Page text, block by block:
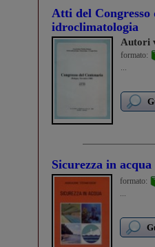
Atti del Congresso
idroclimatologia
Autori
formato:
...
Sicurezza in acqua
formato:
...